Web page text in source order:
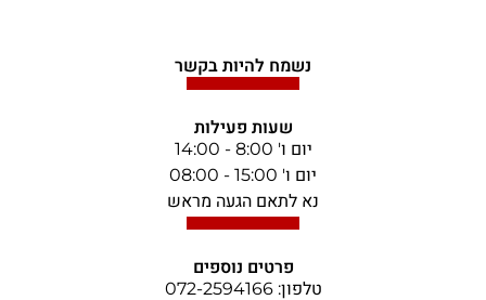
נשמח להיות בקשר
שעות פעילות
יום ו' 8:00 - 14:00
יום ו' 15:00 - 08:00
נא לתאם הגעה מראש
פרטים נוספים
טלפון: 072-2594166